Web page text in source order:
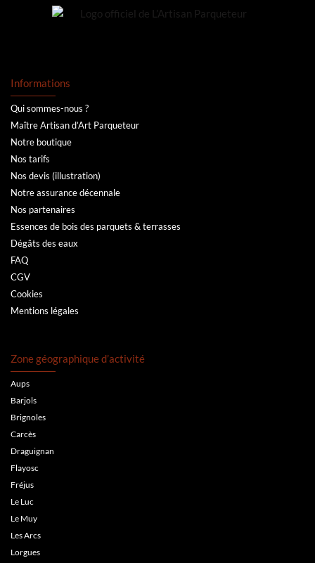
Informations
Qui sommes-nous ?
Maître Artisan d’Art Parqueteur
Notre boutique
Nos tarifs
Nos devis (illustration)
Notre assurance décennale
Nos partenaires
Essences de bois des parquets & terrasses
Dégâts des eaux
FAQ
CGV
Cookies
Mentions légales
Zone géographique d’activité
Aups
Barjols
Brignoles
Carcès
Draguignan
Flayosc
Fréjus
Le Luc
Le Muy
Les Arcs
Lorgues